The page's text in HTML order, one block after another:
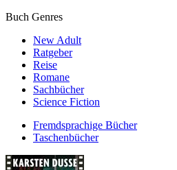
Buch Genres
New Adult
Ratgeber
Reise
Romane
Sachbücher
Science Fiction
Fremdsprachige Bücher
Taschenbücher